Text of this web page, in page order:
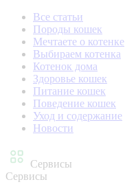
Все статьи
Породы кошек
Мечтаете о котенке
Выбираем котенка
Котенок дома
Здоровье кошек
Питание кошек
Поведение кошек
Уход и содержание
Новости
Сервисы
Сервисы